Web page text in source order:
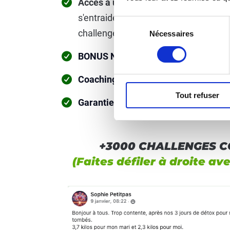
Sélection
du
consentement
Nécessaires
Tout refuser
Accès à une communauté privéede
s'entraident et se soutiennent, vous
challenge pour augmenter vos
BONUS N°3 : 3 Jours Détox :
Coaching personnalisé :OFFERT !
Garantie satisfait ET remboursé :
+3000 CHALLENGES
(Faites défiler à droite